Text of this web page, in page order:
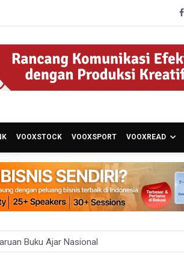
VOOXSTOCK VOOXSPORT VOOXREAD
Buku Ajar Nasional
karena Kebakaran Alun-alun